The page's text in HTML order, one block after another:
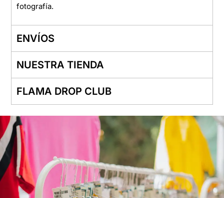
fotografía.
ENVÍOS
NUESTRA TIENDA
FLAMA DROP CLUB